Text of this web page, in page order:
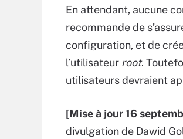
En attendant, aucune
recommande de
configuration, et de
l’utilisateur root.
utilisateurs devraient
[Mise à jour 16
divulgation de Dawid